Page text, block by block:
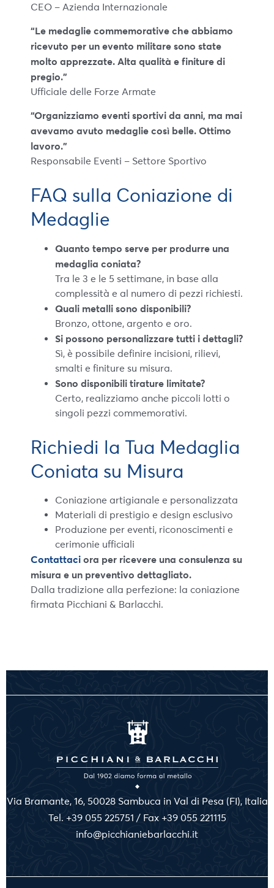
CEO – Azienda Internazionale
“Le medaglie commemorative che abbiamo
ricevuto per un evento militare sono state
molto apprezzate. Alta qualità e finiture di
pregio.”
Ufficiale delle Forze Armate
“Organizziamo eventi sportivi da anni, ma mai
avevamo avuto medaglie così belle. Ottimo
lavoro.”
Responsabile Eventi – Settore Sportivo
FAQ sulla Coniazione di
Medaglie
Quanto tempo serve per produrre una
medaglia coniata?
Tra le 3 e le 5 settimane, in base alla
complessità e al numero di pezzi richiesti.
Quali metalli sono disponibili?
Bronzo, ottone, argento e oro.
Si possono personalizzare tutti i dettagli?
Sì, è possibile definire incisioni, rilievi,
smalti e finiture su misura.
Sono disponibili tirature limitate?
Certo, realizziamo anche piccoli lotti o
singoli pezzi commemorativi.
Richiedi la Tua Medaglia
Coniata su Misura
Coniazione artigianale e personalizzata
Materiali di prestigio e design esclusivo
Produzione per eventi, riconoscimenti e
cerimonie ufficiali
Contattaci ora per ricevere una consulenza su
misura e un preventivo dettagliato.
Dalla tradizione alla perfezione: la coniazione
firmata Picchiani & Barlacchi.
Via Bramante, 16, 50028 Sambuca in Val di Pesa (FI), Italia
Tel. +39 055 225751 / Fax +39 055 221115
info@picchianiebarlacchi.it